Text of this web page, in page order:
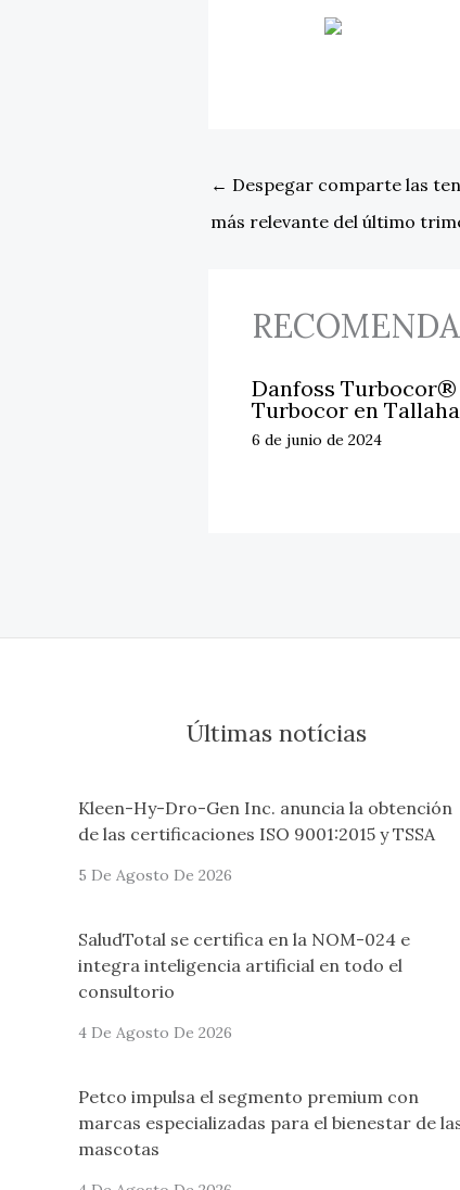
← Despegar comparte las
más relevante del último
Danfoss
Turbocor en
6 de junio de 2024
Últimas notícias
Kleen-Hy-Dro-Gen Inc. anuncia la obtención
de las certificaciones ISO 9001:2015 y TSSA
5 De Agosto De 2026
SaludTotal se certifica en la NOM-024 e
integra inteligencia artificial en todo el
consultorio
4 De Agosto De 2026
Petco impulsa el segmento premium con
marcas especializadas para el bienestar de
mascotas